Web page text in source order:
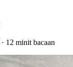
· 12 minit bacaan